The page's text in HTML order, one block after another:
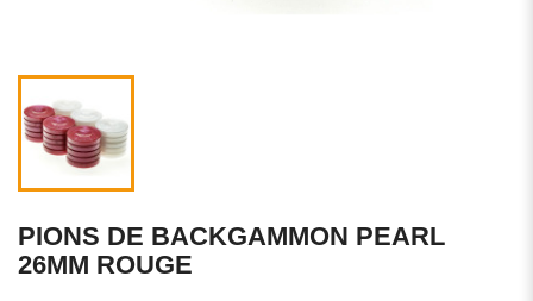
PIONS DE BACKGAMMON PEARL
26MM ROUGE